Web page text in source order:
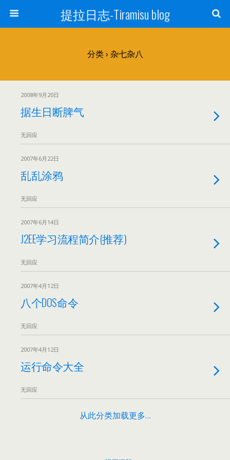
提拉日志-Tiramisu blog
分类 › 杂七杂八
2008年9月20日
据生日断脾气
无回应
2007年6月22日
乱乱涂鸦
无回应
2007年6月14日
J2EE学习流程简介(推荐)
无回应
2007年4月12日
八个DOS命令
无回应
2007年4月12日
运行命令大全
无回应
从此分类加载更多…